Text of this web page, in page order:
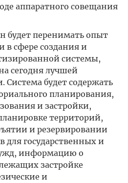
аппаратного совещания
будет перенимать опыт
в сфере создания и
системы,
сегодня лучшей
Система будет содержать
планирования,
и застройки,
территорий,
и резервировании
для государственных и
информацию о
застройке
и